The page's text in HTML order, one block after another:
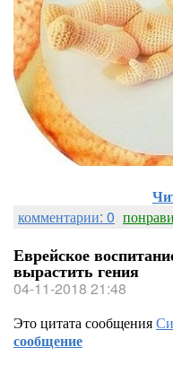
комментарии: 0
Еврейское
вырастить гения
04-11-2018 21:48
Это цитата сообщения
сообщение